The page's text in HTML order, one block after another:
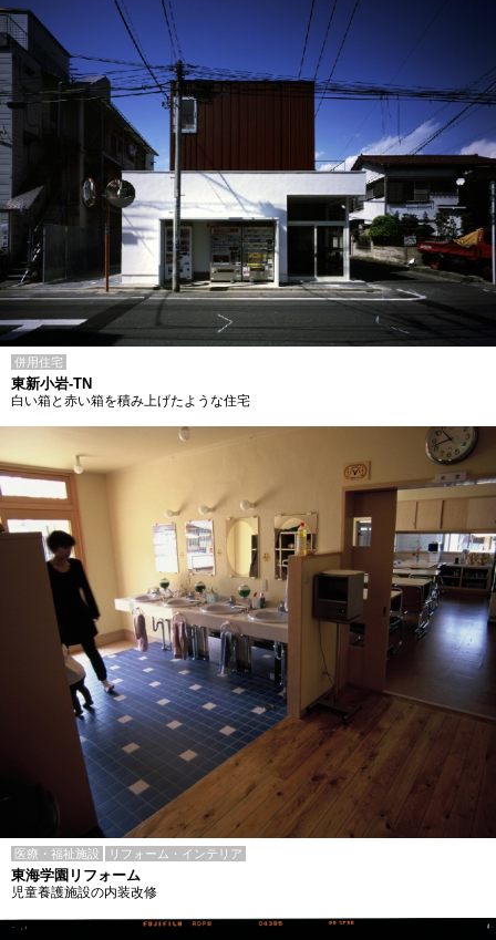
併用住宅
東新小岩-TN
白い箱と赤い箱を積み上げたような住宅
医療・福祉施設 リフォーム・インテリア
東海学園リフォーム
児童養護施設の内装改修